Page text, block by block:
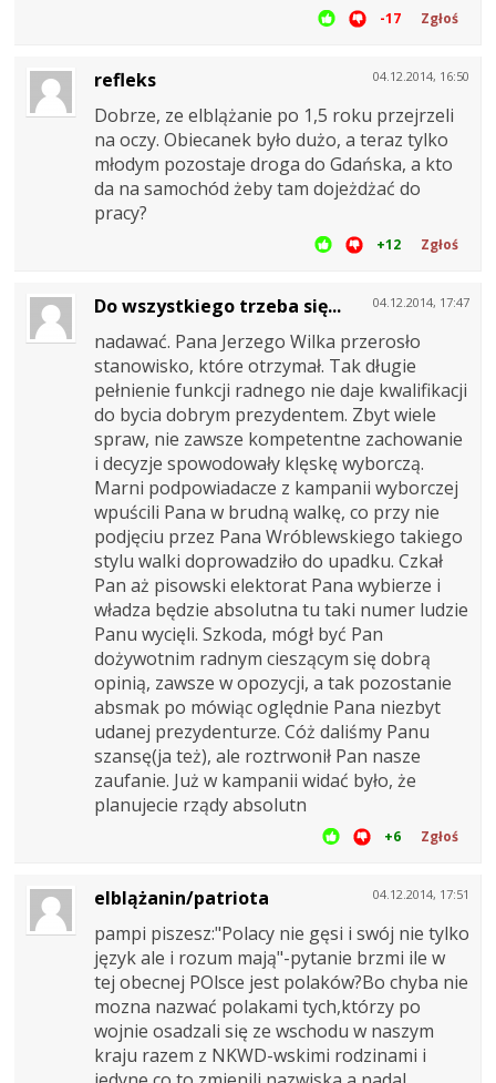
-17 Zgłoś
04.12.2014, 16:50
refleks
Dobrze, ze elblążanie po 1,5 roku przejrzeli
na oczy. Obiecanek było dużo, a teraz tylko
młodym pozostaje droga do Gdańska, a kto
da na samochód żeby tam dojeżdżać do
pracy?
+12 Zgłoś
04.12.2014, 17:47
Do wszystkiego trzeba się...
nadawać. Pana Jerzego Wilka przerosło
stanowisko, które otrzymał. Tak długie
pełnienie funkcji radnego nie daje kwalifikacji
do bycia dobrym prezydentem. Zbyt wiele
spraw, nie zawsze kompetentne zachowanie
i decyzje spowodowały klęskę wyborczą.
Marni podpowiadacze z kampanii wyborczej
wpuścili Pana w brudną walkę, co przy nie
podjęciu przez Pana Wróblewskiego takiego
stylu walki doprowadziło do upadku. Czkał
Pan aż pisowski elektorat Pana wybierze i
władza będzie absolutna tu taki numer ludzie
Panu wycięli. Szkoda, mógł być Pan
dożywotnim radnym cieszącym się dobrą
opinią, zawsze w opozycji, a tak pozostanie
absmak po mówiąc oględnie Pana niezbyt
udanej prezydenturze. Cóż daliśmy Panu
szansę(ja też), ale roztrwonił Pan nasze
zaufanie. Już w kampanii widać było, że
planujecie rządy absolutn
+6 Zgłoś
04.12.2014, 17:51
elblążanin/patriota
pampi piszesz:"Polacy nie gęsi i swój nie tylko
język ale i rozum mają"-pytanie brzmi ile w
tej obecnej POlsce jest polaków?Bo chyba nie
mozna nazwać polakami tych,którzy po
wojnie osadzali się ze wschodu w naszym
kraju razem z NKWD-wskimi rodzinami i